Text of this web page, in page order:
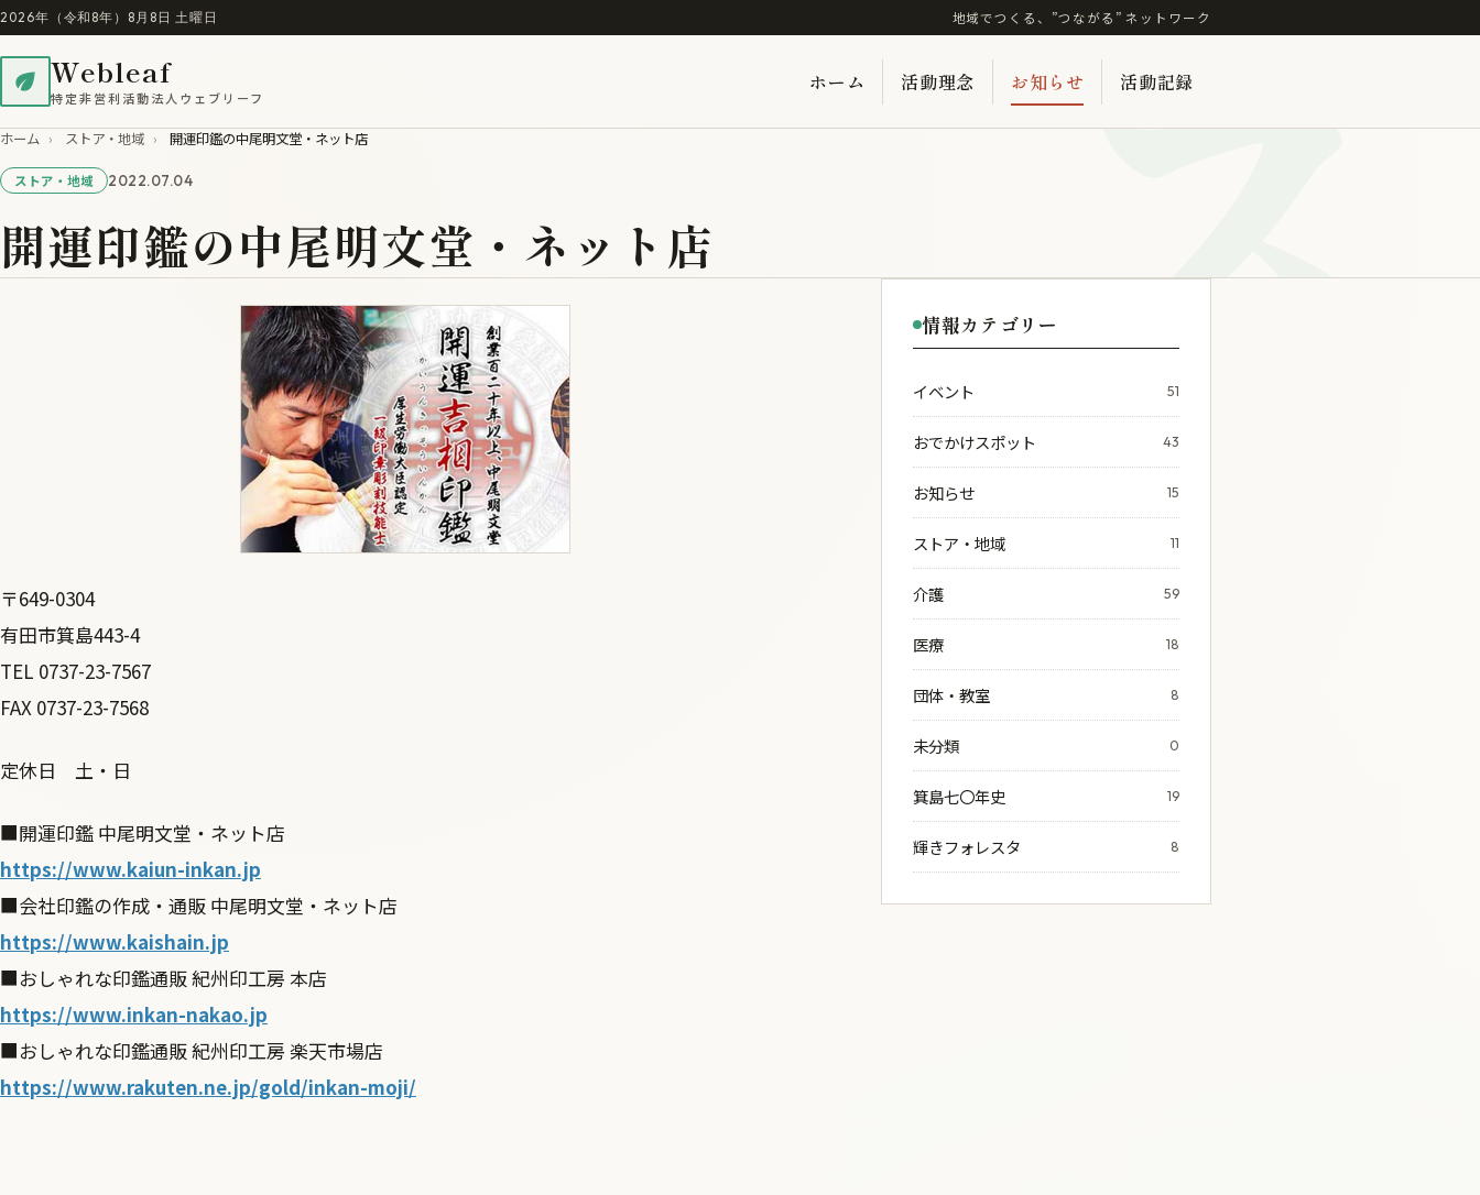
2026年（令和8年）8月8日 土曜日 地域でつくる、”つながる” ネットワーク
Webleaf
特定非営利活動法人ウェブリーフ
ホーム 活動理念 お知らせ 活動記録
ス
ホーム › ストア・地域 › 開運印鑑の中尾明文堂・ネット店
ストア・地域 2022.07.04
開運印鑑の中尾明文堂・ネット店
〒649-0304
有田市箕島443-4
TEL 0737-23-7567
FAX 0737-23-7568
定休日 土・日
■開運印鑑 中尾明文堂・ネット店
https://www.kaiun-inkan.jp
■会社印鑑の作成・通販 中尾明文堂・ネット店
https://www.kaishain.jp
■おしゃれな印鑑通販 紀州印工房 本店
https://www.inkan-nakao.jp
■おしゃれな印鑑通販 紀州印工房 楽天市場店
https://www.rakuten.ne.jp/gold/inkan-moji/
情報カテゴリー
イベント 51
おでかけスポット 43
お知らせ 15
ストア・地域 11
介護 59
医療 18
団体・教室 8
未分類 0
箕島七〇年史 19
輝きフォレスタ 8